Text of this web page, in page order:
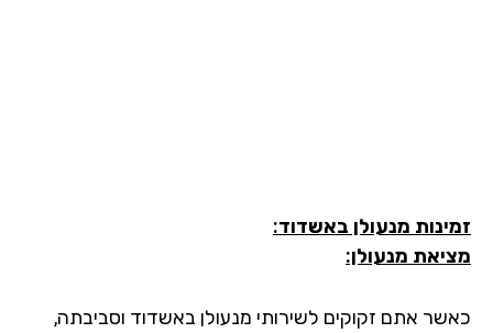
מנעולן באשדוד:
מנעולן:
אתם זקוקים לשירותי מנעולן באשדוד וסביבתה,